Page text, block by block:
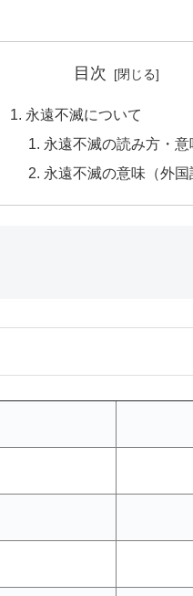
目次
永遠不滅について
永遠不滅の読み方・意
永遠不滅の意味（外国